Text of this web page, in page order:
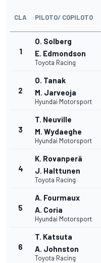
CLA PILOTO/ COPILOTO
1
O. Solberg
E. Edmondson
Toyota Racing
2
O. Tanak
M. Jarveoja
Hyundai Motorsport
3
T. Neuville
M. Wydaeghe
Hyundai Motorsport
4
K. Rovanperä
J. Halttunen
Toyota Racing
5
A. Fourmaux
A. Coria
Hyundai Motorsport
6
T. Katsuta
A. Johnston
Toyota Racing